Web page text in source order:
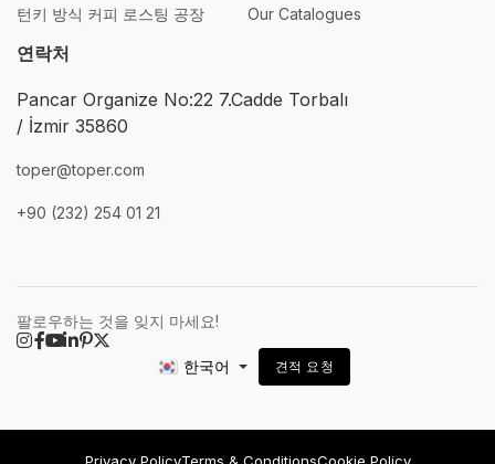
턴키 방식 커피 로스팅 공장 Our Catalogues
연락처
Pancar Organize No:22 7.Cadde Torbalı
/ İzmir 35860
toper@toper.com
+90 (232) 254 01 21
팔로우하는 것을 잊지 마세요!
한국어 견적 요청
Privacy PolicyTerms & ConditionsCookie Policy